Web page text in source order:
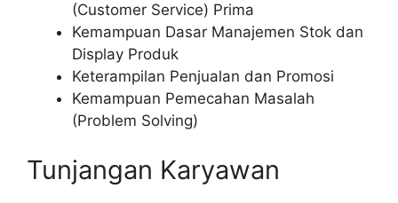
(Customer Service) Prima
Kemampuan Dasar Manajemen Stok dan
Display Produk
Keterampilan Penjualan dan Promosi
Kemampuan Pemecahan Masalah
(Problem Solving)
Tunjangan Karyawan